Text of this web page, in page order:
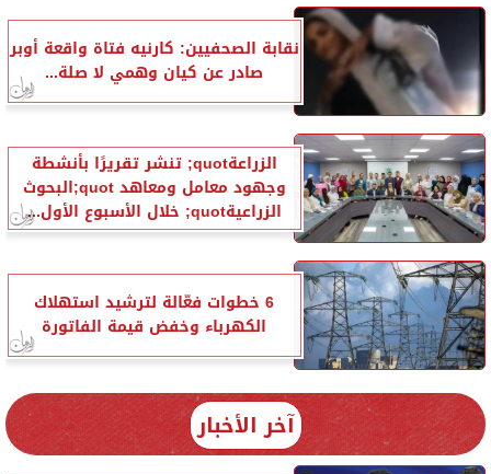
نقابة الصحفيين: كارنيه فتاة واقعة أوبر
صادر عن كيان وهمي لا صلة...
الزراعةquot; تنشر تقريرًا بأنشطة
وجهود معامل ومعاهد quot;البحوث
الزراعيةquot; خلال الأسبوع الأول...
6 خطوات فعّالة لترشيد استهلاك
الكهرباء وخفض قيمة الفاتورة
آخر الأخبار